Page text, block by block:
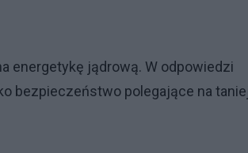
energetykę jądrową. W odpowiedzi
bezpieczeństwo polegające na